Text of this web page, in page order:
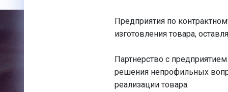
Предприятия по
изготовления товара,
Партнерство с
решения непрофильных
реализации товара.